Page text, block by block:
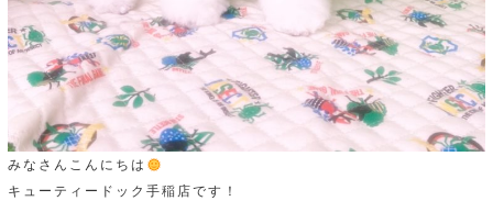
みなさんこんにちは
キューティードック手稲店です！